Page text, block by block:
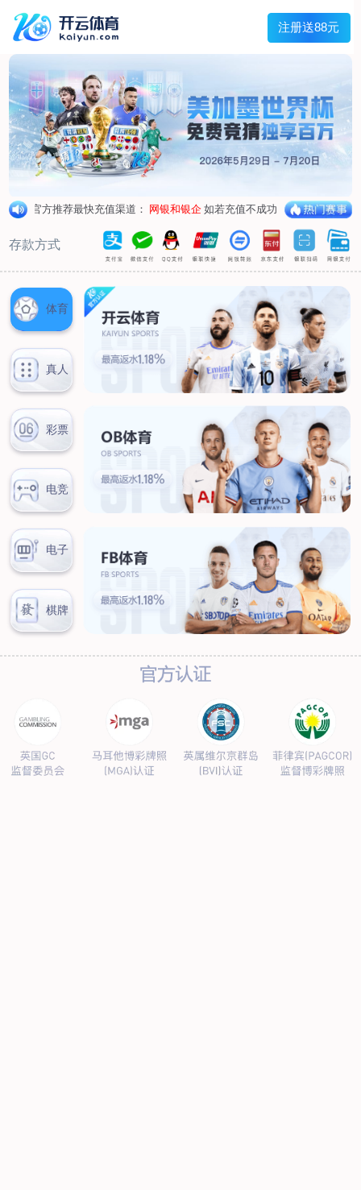
首页
关于我们
管道外腐蚀评估（ECDA）
管道河流穿越段水下机器人腐蚀检测
管道泄漏点光纤检测
杂散电流腐蚀检测、评估及干扰源排流防护
环焊缝开挖复拍及补强修复
数字化管道阴极保护设计及运行、维护
阴极保护设备
防腐材料
高风险区安全管控设备
设备租赁
典型案例
新闻动态
联系我们
服务热线：
首页
关于我们
工程服务
管道外腐蚀评估（ECDA） 管道河流穿越段水下机器人腐
蚀检测
杂散电流腐蚀检测、评估及干
扰源排流防护 环焊缝开挖复拍及补强修复 数字化管道阴极
保护设计及运行、维护
产品服务
阴极保护设备 防腐材料
高风险区安全管控设备
设备租赁
产品服务
阴极保护设备
防腐材料